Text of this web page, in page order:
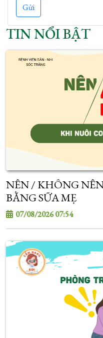
Gửi
TIN NỔI BẬT
NÊN / KHÔNG
BẰNG SỮA MẸ
07/08/2026 07:54